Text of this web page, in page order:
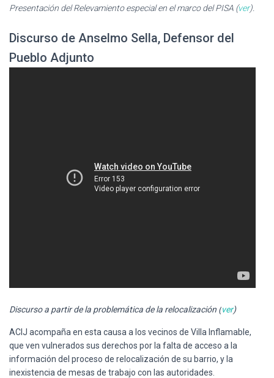
Presentación del Relevamiento especial en el marco del PISA (ver).
Discurso de Anselmo Sella, Defensor del
Pueblo Adjunto
Discurso a partir de la problemática de la relocalización (ver)
ACIJ acompaña en esta causa a los vecinos de Villa Inflamable,
que ven vulnerados sus derechos por la falta de acceso a la
información del proceso de relocalización de su barrio, y la
inexistencia de mesas de trabajo con las autoridades.